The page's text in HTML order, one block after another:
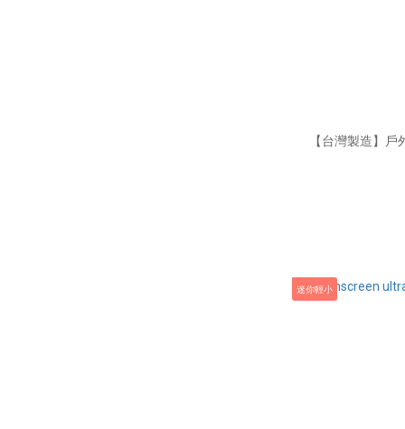
【台灣製造】
迷你輕小